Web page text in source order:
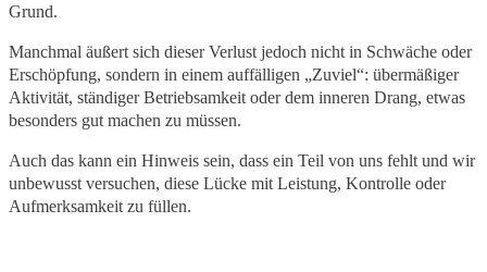
Grund.
Manchmal äußert sich dieser Verlust jedoch nicht in Schwäche oder
Erschöpfung, sondern in einem auffälligen „Zuviel“: übermäßiger
Aktivität, ständiger Betriebsamkeit oder dem inneren Drang, etwas
besonders gut machen zu müssen.
Auch das kann ein Hinweis sein, dass ein Teil von uns fehlt und wir
unbewusst versuchen, diese Lücke mit Leistung, Kontrolle oder
Aufmerksamkeit zu füllen.